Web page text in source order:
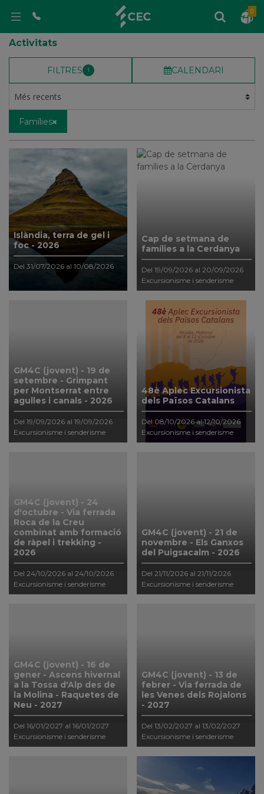
0
Activitats
FILTRES 1 CALENDARI
Famílies
Islàndia, terra de gel i
foc - 2026
Del 31/07/2026 al 10/08/2026
Cap de setmana de
famílies a la Cerdanya
Del 19/09/2026 al 20/09/2026
Excursionisme i senderisme
GM4C (jovent) - 19 de
setembre - Grimpant
per Montserrat entre
agulles i canals - 2026
Del 19/09/2026 al 19/09/2026
Excursionisme i senderisme
48è Aplec Excursionista
dels Països Catalans
Del 08/10/2026 al 12/10/2026
Excursionisme i senderisme
GM4C (jovent) - 24
d'octubre - Via ferrada
Roca de la Creu
combinat amb formació
de ràpel i trekking -
2026
Del 24/10/2026 al 24/10/2026
Excursionisme i senderisme
GM4C (jovent) - 21 de
novembre - Els Ganxos
del Puigsacalm - 2026
Del 21/11/2026 al 21/11/2026
Excursionisme i senderisme
GM4C (jovent) - 16 de
gener - Ascens hivernal
a la Tossa d'Alp des de
la Molina - Raquetes de
Neu - 2027
Del 16/01/2027 al 16/01/2027
Excursionisme i senderisme
GM4C (jovent) - 13 de
febrer - Via ferrada de
les Venes dels Rojalons
- 2027
Del 13/02/2027 al 13/02/2027
Excursionisme i senderisme